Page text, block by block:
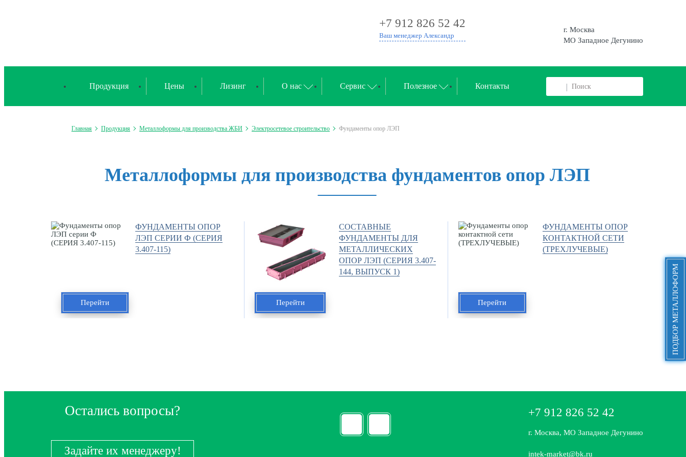
+7 912 826 52 42
Ваш менеджер Александр
г. Москва
МО Западное Дегунино
Продукция Цены Лизинг О нас Сервис Полезное Контакты
Главная Продукция Металлоформы для производства ЖБИ Электросетевое строительство Фундаменты опор ЛЭП
Металлоформы для производства фундаментов опор ЛЭП
ФУНДАМЕНТЫ ОПОР
ЛЭП СЕРИИ Ф (СЕРИЯ
3.407-115)
Перейти
СОСТАВНЫЕ
ФУНДАМЕНТЫ ДЛЯ
МЕТАЛЛИЧЕСКИХ
ОПОР ЛЭП (СЕРИЯ 3.407-
144, ВЫПУСК 1)
Перейти
ФУНДАМЕНТЫ ОПОР
КОНТАКТНОЙ СЕТИ
(ТРЕХЛУЧЕВЫЕ)
Перейти
Остались вопросы?
Задайте их менеджеру!
+7 912 826 52 42
г. Москва, МО Западное Дегунино
intek-market@bk.ru
ПОДБОР МЕТАЛЛОФОРМ